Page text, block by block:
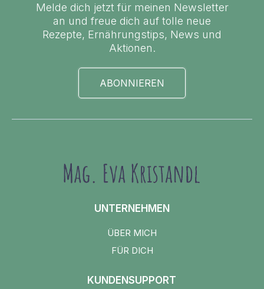
Melde dich jetzt für meinen Newsletter
an und freue dich auf tolle neue
Rezepte, Ernährungstips, News und
Aktionen.
ABONNIEREN
UNTERNEHMEN
ÜBER MICH
FÜR DICH
KUNDENSUPPORT